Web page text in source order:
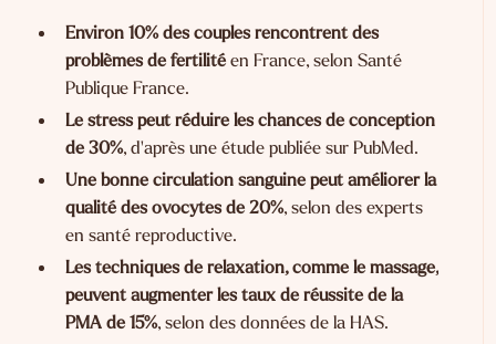
Environ 10% des couples rencontrent des
problèmes de fertilitéen France, selon Santé
Publique France.
Le stress peut réduire les chances de conception
de 30%, d'après une étude publiée sur PubMed.
Une bonne circulation sanguine peut améliorer la
qualité des ovocytes de 20%, selon des experts
en santé reproductive.
Les techniques de relaxation, comme le massage,
peuvent augmenter les taux de réussite de la
PMA de 15%, selon des données de la HAS.